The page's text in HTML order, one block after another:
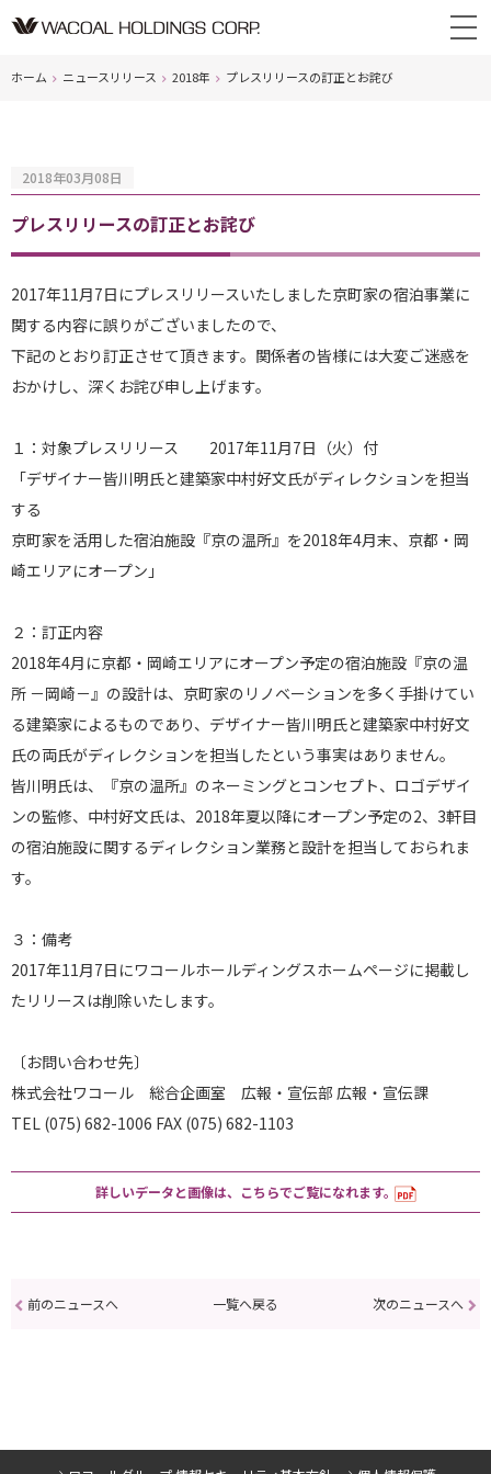
ホーム ニュースリリース 2018年 プレスリリースの訂正とお詫び
2018年03月08日
プレスリリースの訂正とお詫び
2017年11月7日にプレスリリースいたしました京町家の宿泊事業に
関する内容に誤りがございましたので、
下記のとおり訂正させて頂きます。関係者の皆様には大変ご迷惑を
おかけし、深くお詫び申し上げます。
１：対象プレスリリース 2017年11月7日（火）付
「デザイナー皆川明氏と建築家中村好文氏がディレクションを担当
する
京町家を活用した宿泊施設『京の温所』を2018年4月末、京都・岡
崎エリアにオープン」
２：訂正内容
2018年4月に京都・岡崎エリアにオープン予定の宿泊施設『京の温
所 －岡崎－』の設計は、京町家のリノベーションを多く手掛けてい
る建築家によるものであり、デザイナー皆川明氏と建築家中村好文
氏の両氏がディレクションを担当したという事実はありません。
皆川明氏は、『京の温所』のネーミングとコンセプト、ロゴデザイ
ンの監修、中村好文氏は、2018年夏以降にオープン予定の2、3軒目
の宿泊施設に関するディレクション業務と設計を担当しておられま
す。
３：備考
2017年11月7日にワコールホールディングスホームページに掲載し
たリリースは削除いたします。
〔お問い合わせ先〕
株式会社ワコール 総合企画室 広報・宣伝部 広報・宣伝課
TEL (075) 682-1006 FAX (075) 682-1103
詳しいデータと画像は、こちらでご覧になれます。
前のニュースへ 一覧へ戻る 次のニュースへ